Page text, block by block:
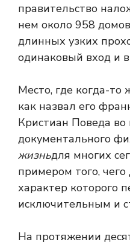
правительство
нем около 958
длинных узких
одинаковый вход и
Место, где когда-то
как назвал его
Кристиан Поведа во
документального
жизньдля многих
примером того,
характер которого
исключительным и
На протяжении